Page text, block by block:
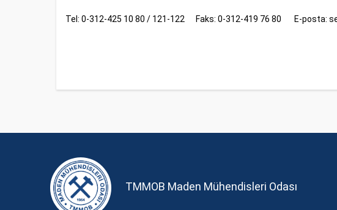
Tel: 0-312-425 10 80 / 121-122 Faks: 0-312-419 76 80 E-posta:
TMMOB Maden Mühendisleri Odası